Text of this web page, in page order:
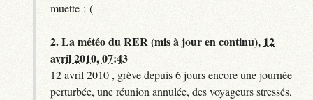
muette :-(
2.La météo du RER (mis à jour en continu), 12
avril 2010, 07:43
12 avril 2010 , grève depuis 6 jours encore une journée
perturbée, une réunion annulée, des voyageurs stressés,